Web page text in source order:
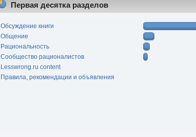
Первая десятка разделов
Обсуждение книги
Общение
Рациональность
Сообщество рационалистов
Lesswrong.ru content
Правила, рекомендации и объявления